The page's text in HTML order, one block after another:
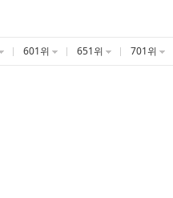
601위 651위 701위